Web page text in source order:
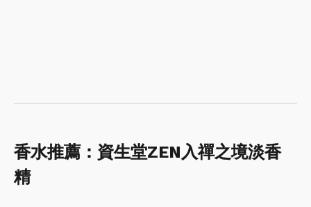
香水推薦：資生堂ZEN入禪之境淡香
精